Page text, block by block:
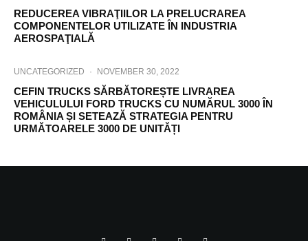
REDUCEREA VIBRAŢIILOR LA PRELUCRAREA
COMPONENTELOR UTILIZATE ÎN INDUSTRIA
AEROSPAŢIALĂ
UNCATEGORIZED · NOVEMBER 30, 2022
CEFIN TRUCKS SĂRBĂTOREȘTE LIVRAREA
VEHICULULUI FORD TRUCKS CU NUMĂRUL 3000 ÎN
ROMÂNIA ȘI SETEAZĂ STRATEGIA PENTRU
URMĂTOARELE 3000 DE UNITĂȚI